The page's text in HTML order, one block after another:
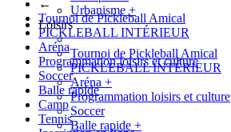
←
Tournoi de Pickleball Amical
PICKLEBALL INTÉRIEUR
Aréna
Programmation loisirs et culture
Soccer
Balle rapide
Camp
Tennis
Urbanisme +
Loisirs
Tournoi de Pickleball Amical
PICKLEBALL INTÉRIEUR
Aréna +
Programmation loisirs et culture
Soccer
Balle rapide +